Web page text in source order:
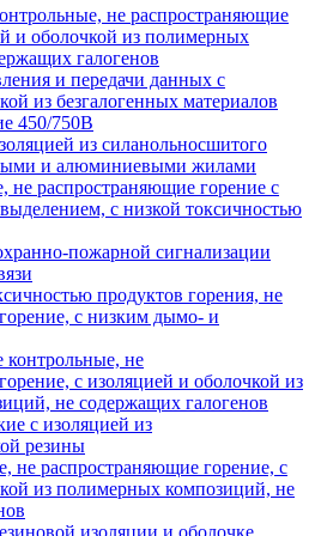
не распространяющие
и оболочкой из полимерных
галогенов
и передачи данных с
из безгалогенных материалов
450/750В
из силанольносшитого
и алюминиевыми жилами
не распространяющие горение с
с низкой токсичностью
пожарной сигнализации
продуктов горения, не
с низким дымо- и
контрольные, не
с изоляцией и оболочкой из
не содержащих галогенов
с изоляцией из
резины
не распространяющие горение, с
из полимерных композиций, не